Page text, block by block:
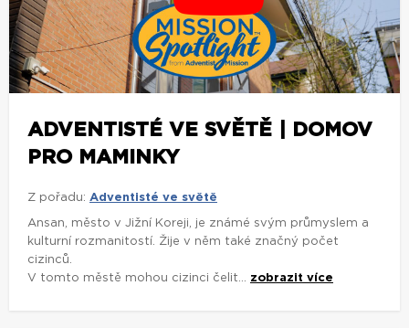
ADVENTISTÉ VE SVĚTĚ | DOMOV
PRO MAMINKY
Z pořadu: Adventisté ve světě
Ansan, město v Jižní Koreji, je známé svým průmyslem a
kulturní rozmanitostí. Žije v něm také značný počet
cizinců.
V tomto městě mohou cizinci čelit... zobrazit více